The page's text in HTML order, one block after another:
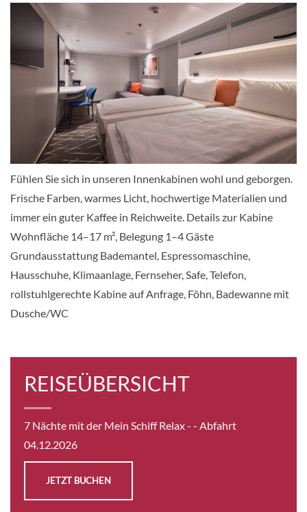
ANFRAGEN
Balkonkabine Kategorie E-[BKE]
8 Muschel
Balkonkabine
CHF 1'695.00
KABINE
ANFRAGEN
Balkonkabine Kategorie D-[BAD]
9 Krabbe
CHF 1'725.00
KABINE
Fühlen Sie sich in unseren Innenkabinen wohl und geborgen.
Frische Farben, warmes Licht, hochwertige Materialien und
immer ein guter Kaffee in Reichweite. Details zur Kabine
Wohnfläche 14–17 m², Belegung 1–4 Gäste
Grundausstattung Bademantel, Espressomaschine,
Hausschuhe, Klimaanlage, Fernseher, Safe, Telefon,
rollstuhlgerechte Kabine auf Anfrage, Föhn, Badewanne mit
Dusche/WC
REISEÜBERSICHT
7 Nächte mit der Mein Schiff Relax - - Abfahrt
04.12.2026
JETZT BUCHEN